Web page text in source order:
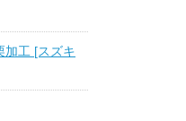
工 [スズキ